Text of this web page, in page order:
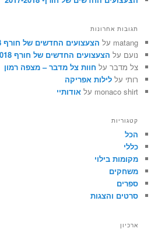
תגובות אחרונות
matang על הצעצועים החדשים של חורף 2017-2018
נועם על הצעצועים החדשים של חורף 2017-2018
צל מדבר על חוות צל מדבר – מצפה רמון
רותי עללילות אפריקה
monaco shirt עלאודותיי
קטגוריות
הכל
כללי
מקומות בילוי
משחקים
ספרים
סרטים והצגות
ארכיון